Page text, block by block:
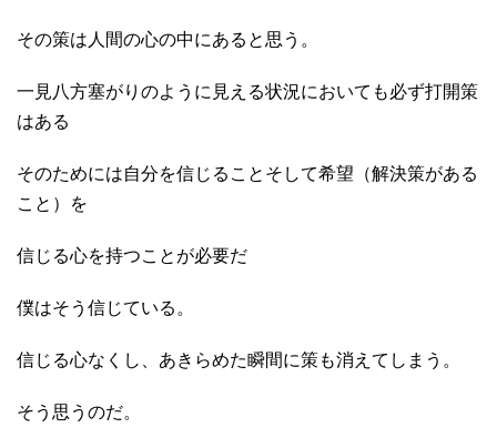
その策は人間の心の中にあると思う。
一見八方塞がりのように見える状況においても必ず打開策
はある
そのためには自分を信じることそして希望（解決策がある
こと）を
信じる心を持つことが必要だ
僕はそう信じている。
信じる心なくし、あきらめた瞬間に策も消えてしまう。
そう思うのだ。